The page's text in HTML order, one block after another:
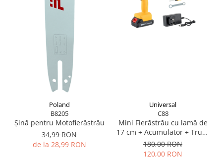
Scule pentru grădină
Suporturi laptop
Tirbușoane și deschizătoare de
Trusă tubulare
Unelte pentru altoit
Unelte pentru grădină
Poland
B8205
Șină pentru Motofierăstrău
34,99 RON
de la 28,99 RON
Universal
C88
Mini Fierăstrău cu lamă de
17 cm + Acumulator + Trusă
Depozitare + Cadou
180,00 RON
120,00 RON